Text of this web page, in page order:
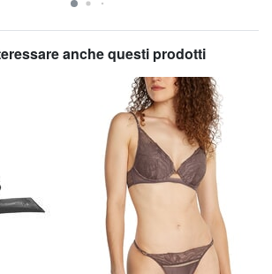
anche questi prodotti